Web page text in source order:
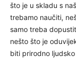
što je u skladu s
trebamo naučiti,
samo treba
nešto što je
biti prirodno